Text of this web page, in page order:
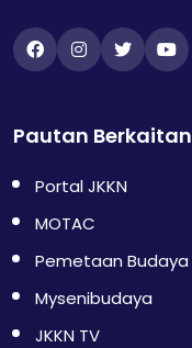
Pautan Berkaitan
Portal JKKN
MOTAC
Pemetaan Budaya
Mysenibudaya
JKKN TV